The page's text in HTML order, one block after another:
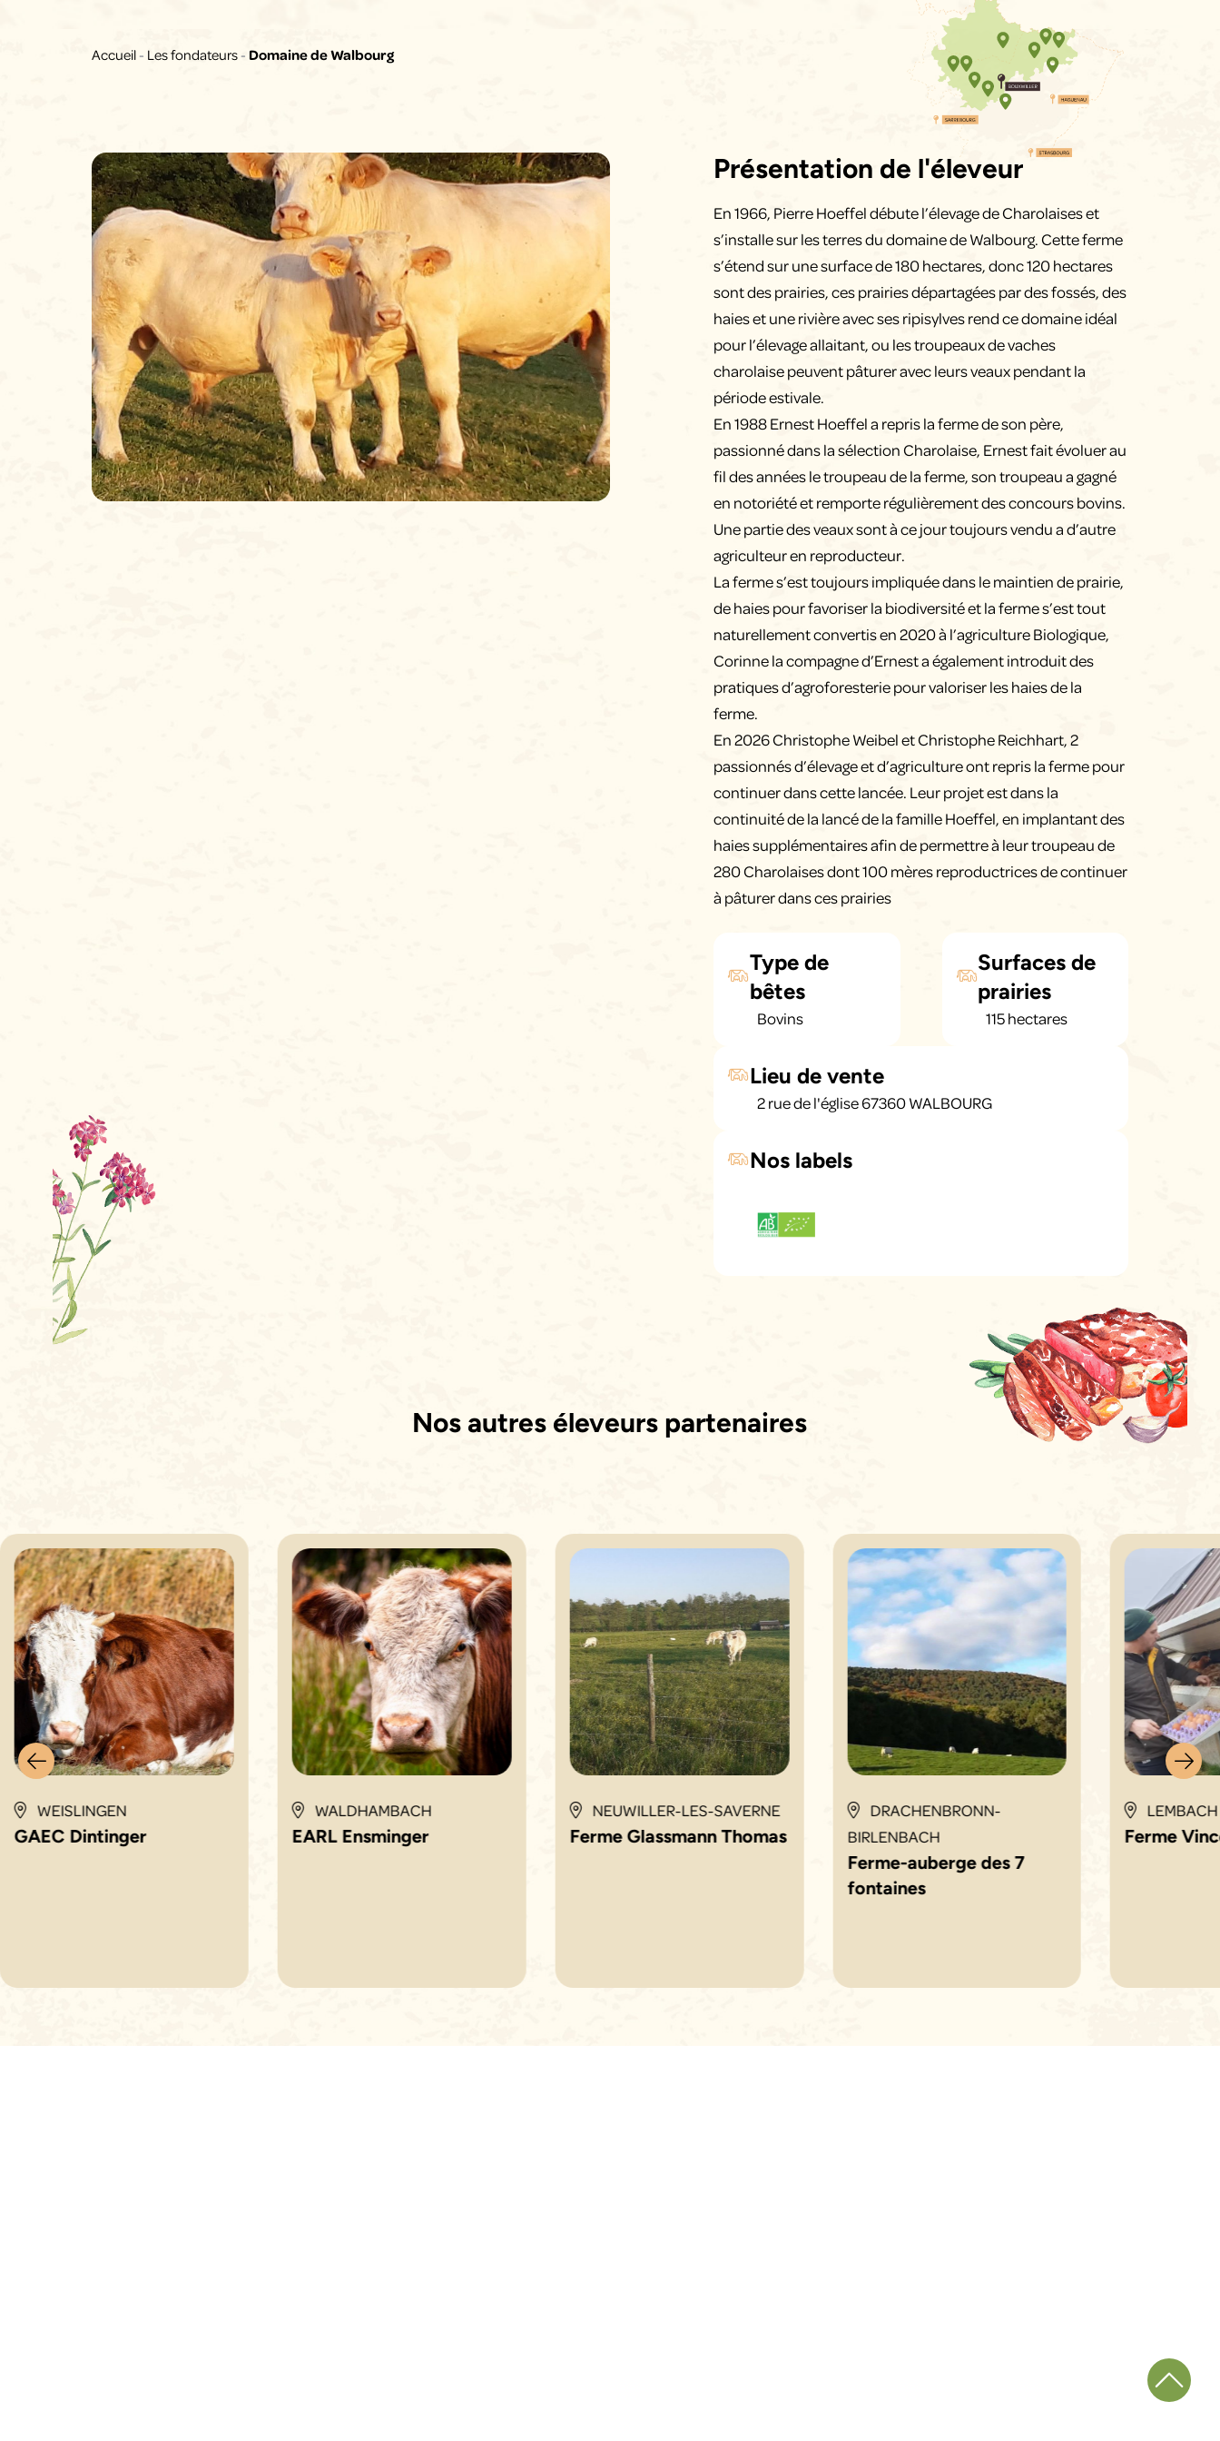
Accueil- Les fondateurs- Domaine de Walbourg
Présentation de l'éleveur
En 1966, Pierre Hoeffel débute l’élevage de Charolaises et
s’installe sur les terres du domaine de Walbourg. Cette ferme
s’étend sur une surface de 180 hectares, donc 120 hectares
sont des prairies, ces prairies départagées par des fossés, des
haies et une rivière avec ses ripisylves rend ce domaine idéal
pour l’élevage allaitant, ou les troupeaux de vaches
charolaise peuvent pâturer avec leurs veaux pendant la
période estivale.
En 1988 Ernest Hoeffel a repris la ferme de son père,
passionné dans la sélection Charolaise, Ernest fait évoluer au
fil des années le troupeau de la ferme, son troupeau a gagné
en notoriété et remporte régulièrement des concours bovins.
Une partie des veaux sont à ce jour toujours vendu a d’autre
agriculteur en reproducteur.
La ferme s’est toujours impliquée dans le maintien de prairie,
de haies pour favoriser la biodiversité et la ferme s’est tout
naturellement convertis en 2020 à l’agriculture Biologique,
Corinne la compagne d’Ernest a également introduit des
pratiques d’agroforesterie pour valoriser les haies de la
ferme.
En 2026 Christophe Weibel et Christophe Reichhart, 2
passionnés d’élevage et d’agriculture ont repris la ferme pour
continuer dans cette lancée. Leur projet est dans la
continuité de la lancé de la famille Hoeffel, en implantant des
haies supplémentaires afin de permettre à leur troupeau de
280 Charolaises dont 100 mères reproductrices de continuer
à pâturer dans ces prairies
Type de
bêtes
Bovins
Surfaces de
prairies
115 hectares
Lieu de vente
2 rue de l'église 67360 WALBOURG
Nos labels
Nos autres éleveurs partenaires
WEISLINGEN
GAEC Dintinger
WALDHAMBACH
EARL Ensminger
NEUWILLER-LES-SAVERNE
Ferme Glassmann Thomas
DRACHENBRONN-
BIRLENBACH
Ferme-auberge des 7
fontaines
LEMBACH
Ferme